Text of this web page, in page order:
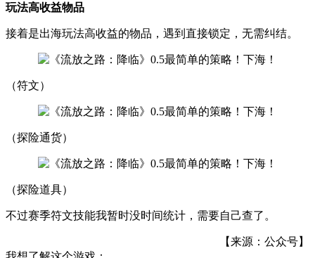
玩法高收益物品
接着是出海玩法高收益的物品，遇到直接锁定，无需纠结。
（符文）
（探险通货）
（探险道具）
不过赛季符文技能我暂时没时间统计，需要自己查了。
【来源：公众号】